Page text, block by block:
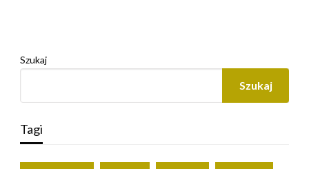
Szukaj
Szukaj
Tagi